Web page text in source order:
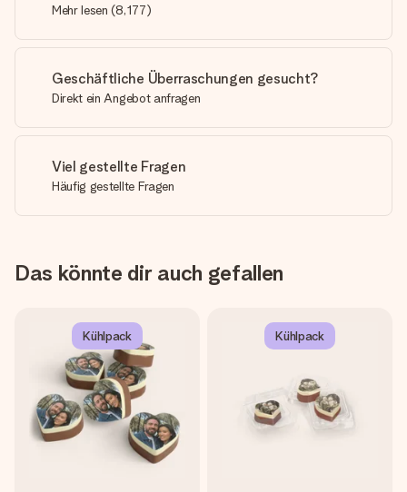
Mehr lesen (8,177)
Geschäftliche Überraschungen gesucht?
Direkt ein Angebot anfragen
Viel gestellte Fragen
Häufig gestellte Fragen
Das könnte dir auch gefallen
Kühlpack Kühlpack